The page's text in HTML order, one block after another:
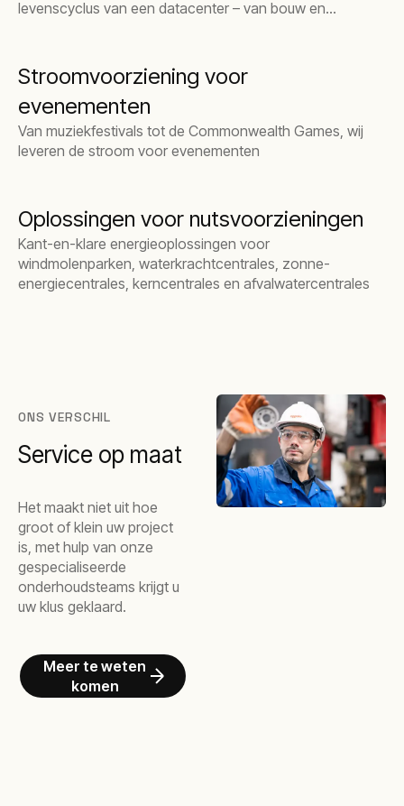
levenscyclus van een datacenter – van bouw en
Stroomvoorziening voor
evenementen
Van muziekfestivals tot de Commonwealth Games, wij
leveren de stroom voor evenementen
Oplossingen voor nutsvoorzieningen
Kant-en-klare energieoplossingen voor
windmolenparken, waterkrachtcentrales, zonne-
energiecentrales, kerncentrales en afvalwatercentrales
ONS VERSCHIL
Service op maat
Het maakt niet uit hoe
groot of klein uw project
is, met hulp van onze
gespecialiseerde
onderhoudsteams krijgt u
uw klus geklaard.
Meer te weten
komen